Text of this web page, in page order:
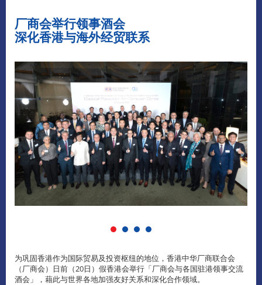
厂商会举行领事酒会
深化香港与海外经贸联系
为巩固香港作为国际贸易及投资枢纽的地位，香港中华厂商联合会
（厂商会）日前（20日）假香港会举行「厂商会与各国驻港领事交流
酒会」，藉此与世界各地加强友好关系和深化合作领域。